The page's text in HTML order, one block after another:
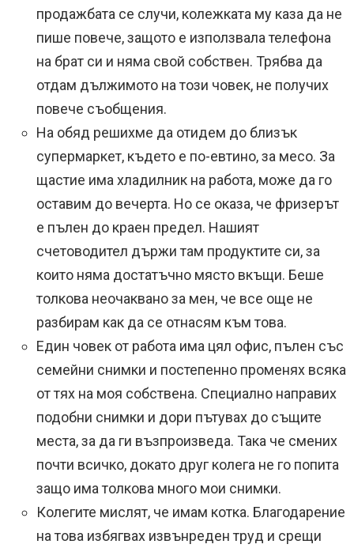
продажбата се случи, колежката му каза да не
пише повече, защото е използвала телефона
на брат си и няма свой собствен. Трябва да
отдам дължимото на този човек, не получих
повече съобщения.
На обяд решихме да отидем до близък
супермаркет, където е по-евтино, за месо. За
щастие има хладилник на работа, може да го
оставим до вечерта. Но се оказа, че фризерът
е пълен до краен предел. Нашият
счетоводител държи там продуктите си, за
които няма достатъчно място вкъщи. Беше
толкова неочаквано за мен, че все още не
разбирам как да се отнасям към това.
Един човек от работа има цял офис, пълен със
семейни снимки и постепенно променях всяка
от тях на моя собствена. Специално направих
подобни снимки и дори пътувах до същите
места, за да ги възпроизведа. Така че смених
почти всичко, докато друг колега не го попита
защо има толкова много мои снимки.
Колегите мислят, че имам котка. Благодарение
на това избягвах извънреден труд и срещи